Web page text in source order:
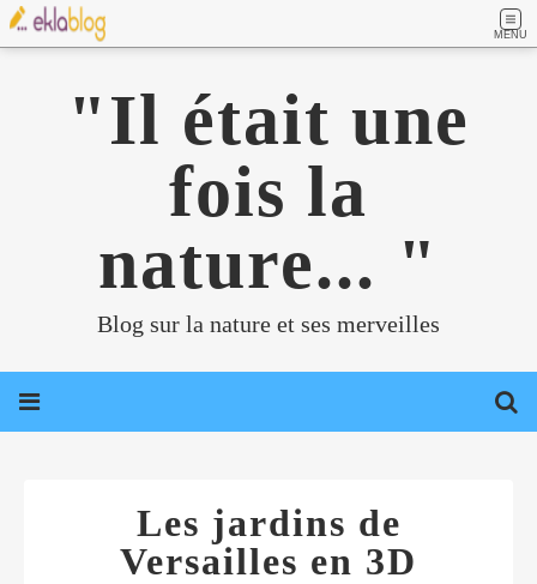
MENU
"Il était une
fois la
nature... "
Blog sur la nature et ses merveilles
Les jardins de
Versailles en 3D